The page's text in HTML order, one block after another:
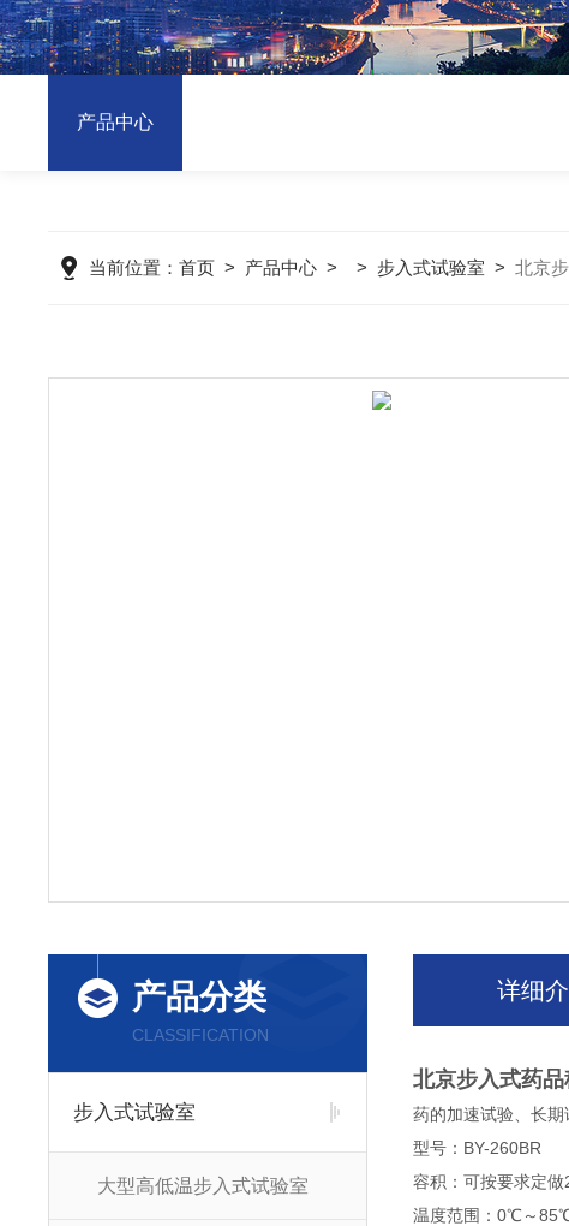
产品中心
当前位置：首页 > 产品中心 > > 步入式试验室 >北京
产品分类
CLASSIFICATION
步入式试验室
大型高低温步入式试验室
详细
北京步入式药
药的加速试验、长期
型号：BY-260BR
容积：可按要求定
温度范围：0℃～